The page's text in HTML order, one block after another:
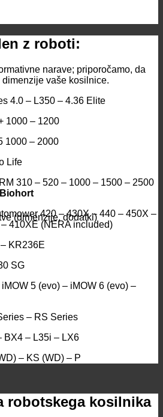
(dimenzije, dodatki)
z roboti:
narave; priporočamo, da
vaše kosilnice.
4.0 – L350 – 4.36 Elite
1000 – 1200
1000 – 2000
Life
310 – 520 – 1000 – 1500 – 2500
420 – 430X – 440 – 450X –
410XE (NERA included)
KR236E
SG
5 (evo) – iMOW 6 (evo) –
– RS Series
BX4 – L35i – LX6
– KS (WD) – P
robotskega kosilnika